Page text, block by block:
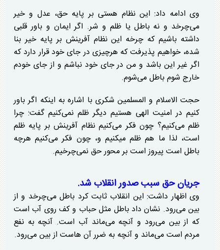
وی ادامه داد: این نظام هستی بر پایه حق، عدل و خیر
می‌چرخد و نه باطل یا ظلم و شر. اگر ایمان و باور قلبی
داشته باشیم که چرخه این نظام آفرینش بر پایه خیر بنا
شده، خواهیم پذیرفت که هرچیزی در جای خود قرار دارد که
اگر غیر این باشد و من در جای خود نباشم و از جای خودم
خارج شوم باطل می‌شوم.
حجت الاسلام و المسلمین شکری با اشاره به اینکه اگر باور
کنیم در امنیت الهی هستیم دیگر ظلم نمی‌کنیم گفت: چرا
ظلم می‌کنیم؟ چون فکر می‌کنیم نظام آفرینش بر پایه ظلم
است، لذا ما هم ظلم میکنیم و، چون فکر می‌کنیم هرچه
باطل است پیروز است بر محور حق نمی‌چرخیم.
جریان حق سبب صدور انقلاب شد.
وی اظهار داشت: این انقلاب ثابت کرد باطل می‌چرخد و از
بین می‌رود. نشان داد باطل مثل حباب و کف روی آب است
که از بین می‌رود و آنچه می‌ماند آب است. آنچه به نفع
مردم است می‌ماند و آنچه به ضرر آن هاست از بین می‌رود.